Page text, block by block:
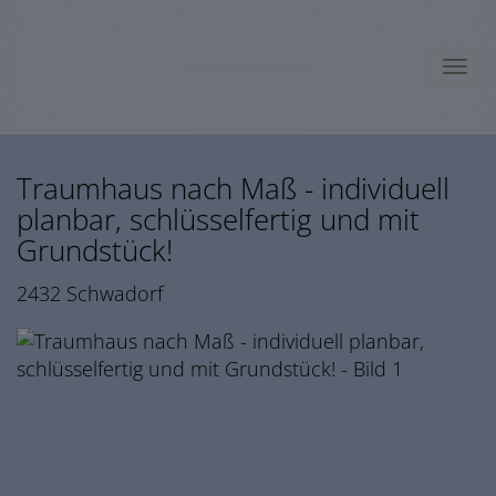
Traumhaus nach Maß - individuell
planbar, schlüsselfertig und mit
Grundstück!
2432 Schwadorf